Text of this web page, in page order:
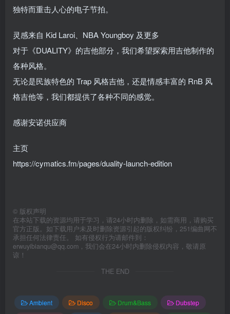
独特而重击人心的电子节拍。
灵感来自 Kid Laroi、NBA Youngboy 及更多
对于《DUALITY》的吉他部分，我们希望探索用吉他制作的
各种风格。
无论是民族特色的 Trap 风格吉他，还是情感丰富的 RnB 风
格吉他等，我们都提供了各种不同的感觉。
感谢安诺供应商
主页
https://cymatics.fm/pages/duality-launch-edition
© 版权声明
在本站下载的资源均用于学习，请24小时内删除，如需商用，请购买
官方正版。如下载用户未及时删除资源引起的版权纠纷，251编曲网不
承担任何法律责任。 如有侵权行为请邮件到：
erwuyibianqu@qq.com，我们会在24小时内删除侵权内容，敬请原
谅！
THE END
Ambient Disco Drum&Bass
Dubstep